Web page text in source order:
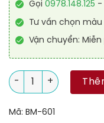
Gọi 0978.148.125 -
Tư vấn chọn
Vận chuyển:
30YR 15/112 + Mã Sơn
Mã: BM-601